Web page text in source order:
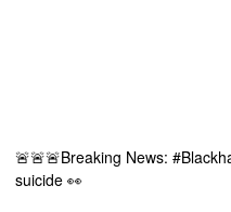
🚨🚨🚨Breaking News:
suicide 👀